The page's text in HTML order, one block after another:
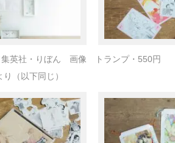
英社・りぼん 画像
（以下同じ）
トランプ・550円